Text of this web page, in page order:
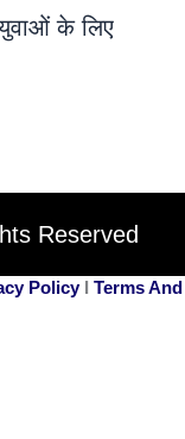
के लिए
Reserved
PolicyI Terms And